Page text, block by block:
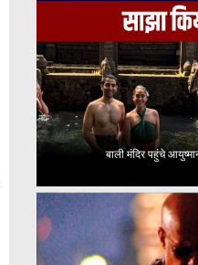
बाली मंदिर पहुंचे